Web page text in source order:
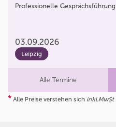
Professionelle
03.09.2026
Leipzig
Alle Termine
* Alle Preise verstehen sich inkl.MwSt